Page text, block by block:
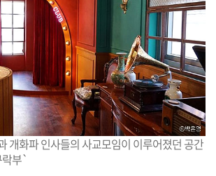
개화파 인사들의 사교모임이 이루어졌던 공간
부`